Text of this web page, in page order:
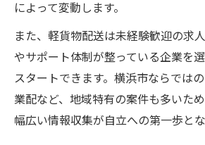
コツ
軽貨物配送自立の道を開く
プ
自立志向のための軽貨物配
自立実現に向けた軽貨物
によって変動します。
また、軽貨物配送は未経験歓迎の求
やサポート体制が整っている企業を
スタートできます。横浜市ならでは
業配など、地域特有の案件も多いた
幅広い情報収集が自立への第一歩とな